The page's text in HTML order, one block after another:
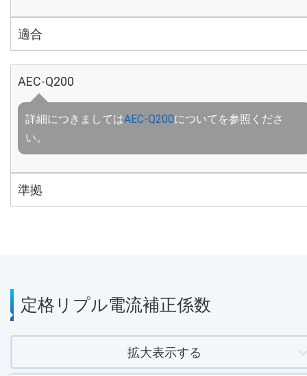
適合
AEC-Q200
詳細につきましてはAEC-Q200についてを参照くださ
い。
準拠
定格リプル電流補正係数
拡大表示する